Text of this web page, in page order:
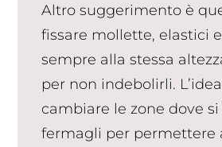
Altro suggerimento è
fissare mollette, elastici
sempre alla stessa
per non indebolirli.
cambiare le zone dove
fermagli per permettere